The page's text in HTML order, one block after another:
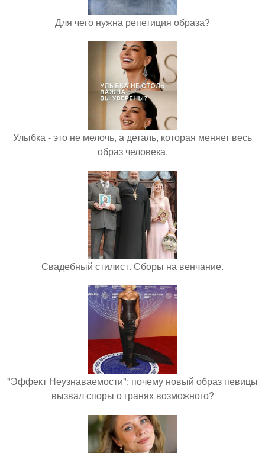
Для чего нужна репетиция образа?
Улыбка - это не мелочь, а деталь, которая меняет весь
образ человека.
Свадебный стилист. Сборы на венчание.
"Эффект Неузнаваемости": почему новый образ певицы
вызвал споры о гранях возможного?